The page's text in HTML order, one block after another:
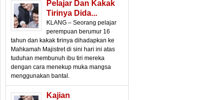
Pelajar Dan Kakak
Tirinya Dida...
KLANG – Seorang pelajar
perempuan berumur 16
tahun dan kakak tirinya dihadapkan ke
Mahkamah Majistret di sini hari ini atas
tuduhan membunuh ibu tiri mereka
dengan cara menekup muka mangsa
menggunakan bantal.
Kajian